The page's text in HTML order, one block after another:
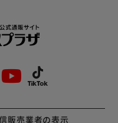
販売業者の表示